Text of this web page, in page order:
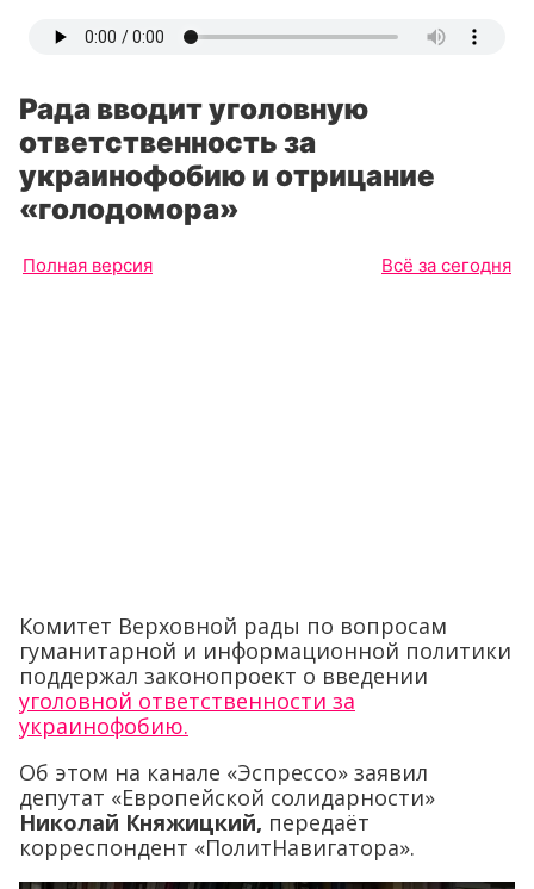
Рада вводит уголовную
ответственность за
украинофобию и отрицание
«голодомора»
Полная версия Всё за сегодня
Комитет Верховной рады по вопросам
гуманитарной и информационной политики
поддержал законопроект о введении
уголовной ответственности за
украинофобию.
Об этом на канале «Эспрессо» заявил
депутат «Европейской солидарности»
Николай Княжицкий, передаёт
корреспондент «ПолитНавигатора».